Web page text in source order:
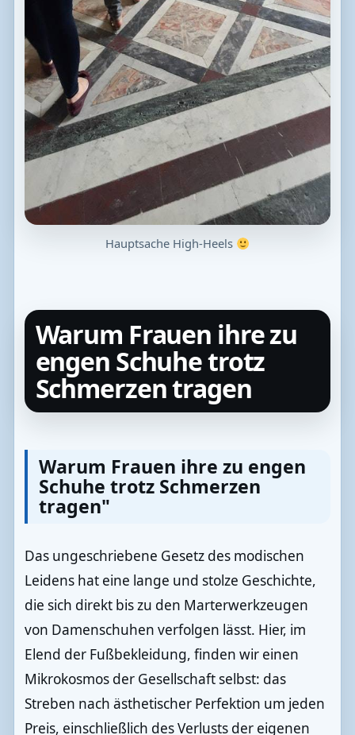
Hauptsache High-Heels
Warum Frauen ihre zu
engen Schuhe trotz
Schmerzen tragen
Warum Frauen ihre zu engen
Schuhe trotz Schmerzen
tragen"
Das ungeschriebene Gesetz des modischen
Leidens hat eine lange und stolze Geschichte,
die sich direkt bis zu den Marterwerkzeugen
von Damenschuhen verfolgen lässt. Hier, im
Elend der Fußbekleidung, finden wir einen
Mikrokosmos der Gesellschaft selbst: das
Streben nach ästhetischer Perfektion um jeden
Preis, einschließlich des Verlusts der eigenen